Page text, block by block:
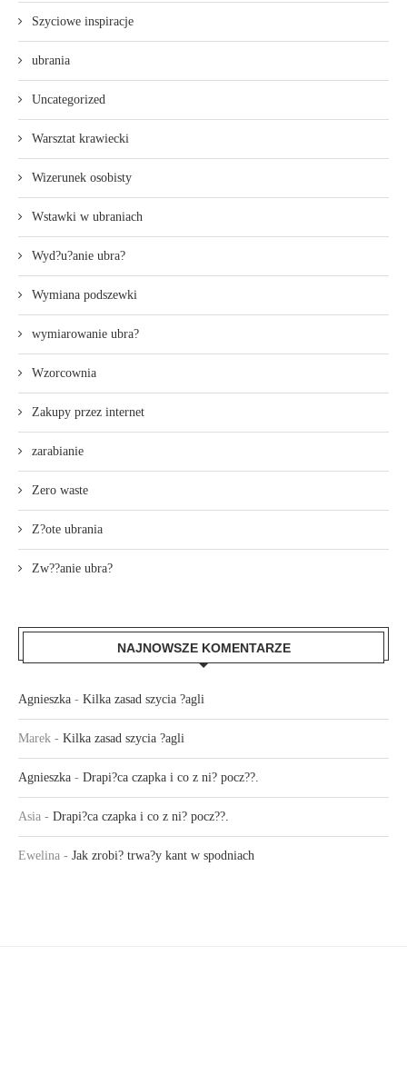
Szyciowe inspiracje
ubrania
Uncategorized
Warsztat krawiecki
Wizerunek osobisty
Wstawki w ubraniach
Wyd?u?anie ubra?
Wymiana podszewki
wymiarowanie ubra?
Wzorcownia
Zakupy przez internet
zarabianie
Zero waste
Z?ote ubrania
Zw??anie ubra?
NAJNOWSZE KOMENTARZE
Agnieszka - Kilka zasad szycia ?agli
Marek - Kilka zasad szycia ?agli
Agnieszka - Drapi?ca czapka i co z ni? pocz??.
Asia - Drapi?ca czapka i co z ni? pocz??.
Ewelina - Jak zrobi? trwa?y kant w spodniach